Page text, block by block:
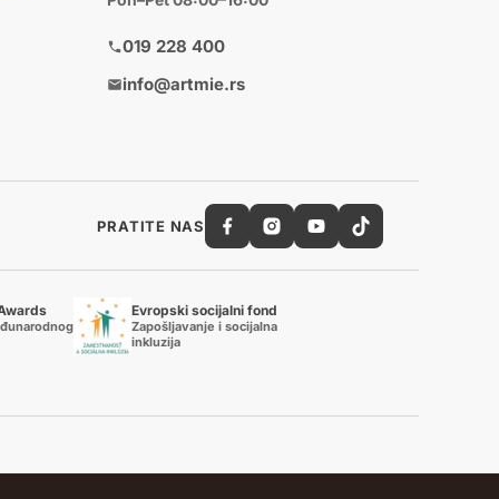
019 228 400
info@artmie.rs
PRATITE NAS
Evropski socijalni fond
Zapošljavanje i socijalna
inkluzija